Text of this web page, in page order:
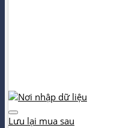
Lưu lại mua sau